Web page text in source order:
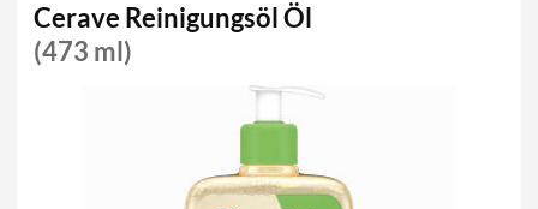
Cerave Reinigungsöl Öl
(473 ml)